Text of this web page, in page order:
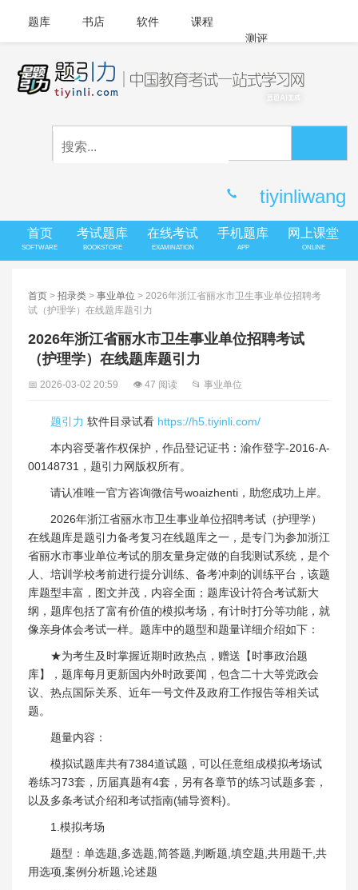
题库 书店 软件
课程
测评
APP下载
tiyinliwang
首页
SOFTWARE
考试题库
BOOKSTORE
在线考试
EXAMINATION
手机题库
APP
网上课堂
ONLINE
首页 > 招录类 > 事业单位 > 2026年浙江省丽水市卫生事业单位招聘考
试（护理学）在线题库题引力
2026年浙江省丽水市卫生事业单位招聘考试
（护理学）在线题库题引力
📅 2026-03-02 20:59 👁 47 阅读 📂 事业单位
题引力 软件目录试看 https://h5.tiyinli.com/
本内容受著作权保护，作品登记证书：渝作登字-2016-A-
00148731，题引力网版权所有。
请认准唯一官方咨询微信号woaizhenti，助您成功上岸。
2026年浙江省丽水市卫生事业单位招聘考试（护理学）
在线题库是题引力备考复习在线题库之一，是专门为参加浙江
省丽水市事业单位考试的朋友量身定做的自我测试系统，是个
人、培训学校考前进行提分训练、备考冲刺的训练平台，该题
库题型丰富，图文并茂，内容全面；题库设计符合考试新大
纲，题库包括了富有价值的模拟考场，有计时打分等功能，就
像亲身体会考试一样。题库中的题型和题量详细介绍如下：
★为考生及时掌握近期时政热点，赠送【时事政治题
库】，题库每月更新国内外时政要闻，包含二十大等党政会
议、热点国际关系、近年一号文件及政府工作报告等相关试
题。
题量内容：
模拟试题库共有7384道试题，可以任意组成模拟考场试
卷练习73套，历届真题有4套，另有各章节的练习试题多套，
以及多条考试介绍和考试指南(辅导资料)。
1.模拟考场
题型：单选题,多选题,简答题,判断题,填空题,共用题干,共
用选项,案例分析题,论述题